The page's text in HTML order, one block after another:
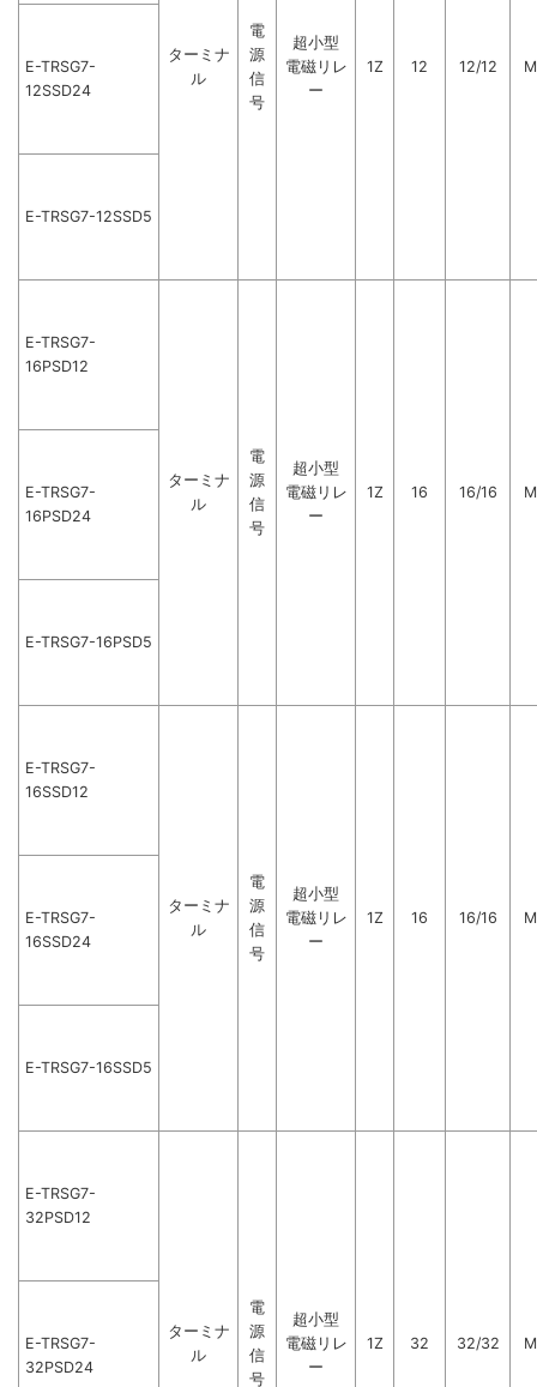
ターミナ
ル
電
源
信
号
超小型
電磁リレ
ー
1Z 12 12/12
E-TRSG7-
12SSD24
E-TRSG7-12SSD5
E-TRSG7-
16PSD12
ターミナ
ル
電
源
信
号
超小型
電磁リレ
ー
1Z 16 16/16
E-TRSG7-
16PSD24
E-TRSG7-16PSD5
E-TRSG7-
16SSD12
ターミナ
ル
電
源
信
号
超小型
電磁リレ
ー
1Z 16 16/16
E-TRSG7-
16SSD24
E-TRSG7-16SSD5
E-TRSG7-
32PSD12
ターミナ
ル
電
源
信
号
超小型
電磁リレ
ー
1Z 32 32/32
E-TRSG7-
32PSD24